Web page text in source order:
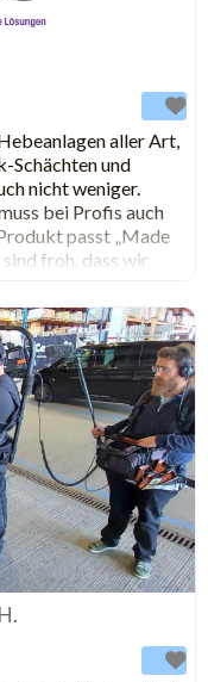
aller Art,
Schächten und
nicht weniger.
bei Profis auch
passt „Made
froh, dass wir